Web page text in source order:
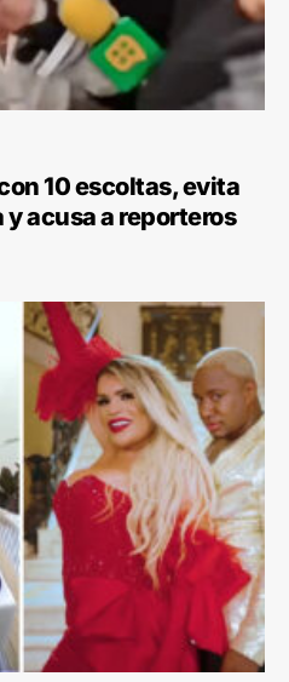
10 escoltas, evita
acusa a reporteros